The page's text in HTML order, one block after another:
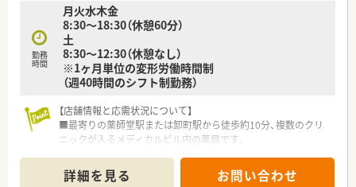
勤務
時間
月火水木金
8:30～18:30（休憩60分）
土
8:30～12:30（休憩なし）
※1ヶ月単位の変形労働時間制
（週40時間のシフト制勤務）
【店舗情報と応需状況について】
■最寄りの薬師堂駅または卸町駅から徒歩約10分、複数のクリ
ニックが入るメディカルビル内の薬局です。
の処方箋枚数は約250枚にのぼります。
■正社員薬剤師6名とパート2名、事務7名が在籍し、若手を中心
詳細を見る お問い合わせ